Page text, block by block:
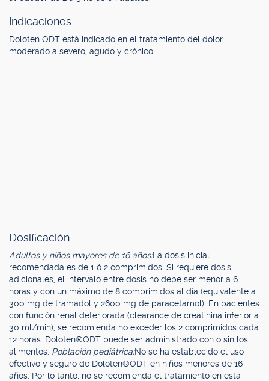
Indicaciones.
Doloten ODT está indicado en el tratamiento del dolor
moderado a severo, agudo y crónico.
Dosificación.
Adultos y niños mayores de 16 años:La dosis inicial
recomendada es de 1 ó 2 comprimidos. Si requiere dosis
adicionales, el intervalo entre dosis no debe ser menor a 6
horas y con un máximo de 8 comprimidos al día (equivalente a
300 mg de tramadol y 2600 mg de paracetamol). En pacientes
con función renal deteriorada (clearance de creatinina inferior a
30 ml/min), se recomienda no exceder los 2 comprimidos cada
12 horas. Doloten®ODT puede ser administrado con o sin los
alimentos. Población pediátrica:No se ha establecido el uso
efectivo y seguro de Doloten®ODT en niños menores de 16
años. Por lo tanto, no se recomienda el tratamiento en esta